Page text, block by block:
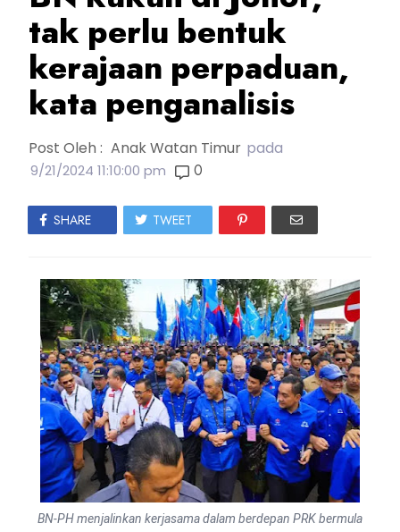
tak perlu bentuk
kerajaan perpaduan,
kata penganalisis
Post Oleh : Anak Watan Timur pada
9/21/2024 11:10:00 pm 0
SHARE TWEET
BN-PH menjalinkan kerjasama dalam berdepan PRK bermula